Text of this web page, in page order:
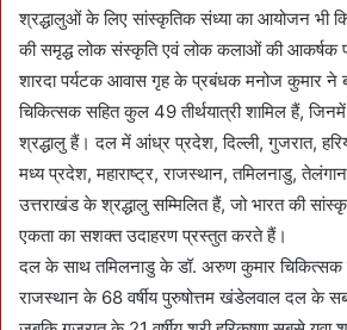
श्रद्धालुओं के लिए सांस्कृतिक संध्या का आयोजन भी
की समृद्ध लोक संस्कृति एवं लोक कलाओं की आकर्षक
शारदा पर्यटक आवास गृह के प्रबंधक मनोज कुमार ने
चिकित्सक सहित कुल 49 तीर्थयात्री शामिल हैं,
श्रद्धालु हैं। दल में आंध्र प्रदेश, दिल्ली, गुजरात,
मध्य प्रदेश, महाराष्ट्र, राजस्थान, तमिलनाडु,
उत्तराखंड के श्रद्धालु सम्मिलित हैं, जो भारत की
एकता का सशक्त उदाहरण प्रस्तुत करते हैं।
दल के साथ तमिलनाडु के डॉ. अरुण कुमार
राजस्थान के 68 वर्षीय पुरुषोत्तम खंडेलवाल दल के सबसे